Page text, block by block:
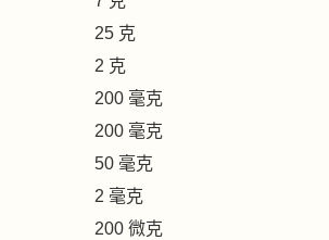
25 克
2 克
200 毫克
200 毫克
50 毫克
2 毫克
200 微克